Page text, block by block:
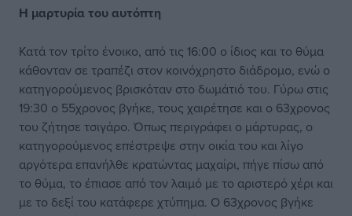
Η μαρτυρία του αυτόπτη
Κατά τον τρίτο ένοικο, από τις 16:00 ο ίδιος και το θύμα
κάθονταν σε τραπέζι στον κοινόχρηστο διάδρομο, ενώ ο
κατηγορούμενος βρισκόταν στο δωμάτιό του. Γύρω στις
19:30 ο 55χρονος βγήκε, τους χαιρέτησε και ο 63χρονος
του ζήτησε τσιγάρο. Όπως περιγράφει ο μάρτυρας, ο
κατηγορούμενος επέστρεψε στην οικία του και λίγο
αργότερα επανήλθε κρατώντας μαχαίρι, πήγε πίσω από
το θύμα, το έπιασε από τον λαιμό με το αριστερό χέρι και
με το δεξί του κατάφερε χτύπημα. Ο 63χρονος βγήκε